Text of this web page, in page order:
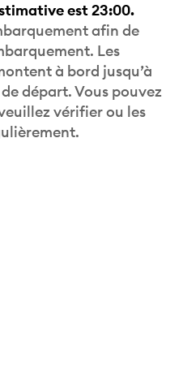
est 23:00.
afin de
Les
à bord jusqu’à
départ. Vous pouvez
vérifier ou les